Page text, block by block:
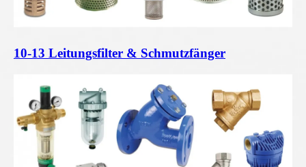
10-13 Leitungsfilter & Schmutzfänger